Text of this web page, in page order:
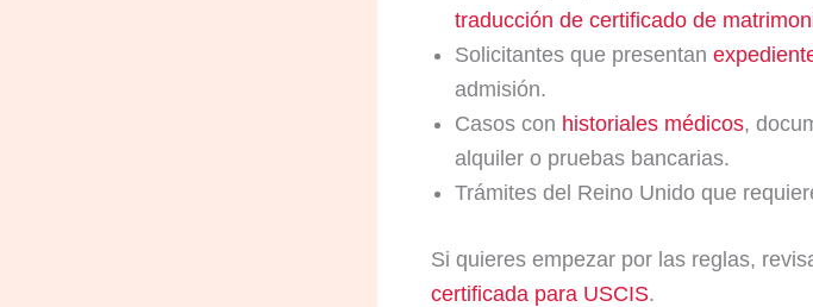
traducción de certificado de
Solicitantes que presentan
admisión.
Casos con historiales médicos,
alquiler o pruebas bancarias.
Trámites del Reino Unido que
Si quieres empezar por las reglas,
certificada para USCIS.